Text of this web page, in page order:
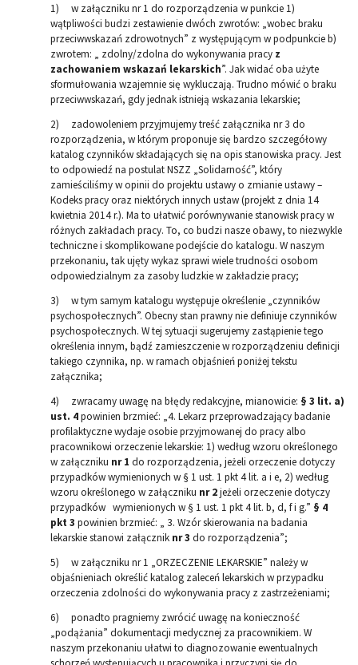
1) w załączniku nr 1 do rozporządzenia w punkcie 1)
wątpliwości budzi zestawienie dwóch zwrotów: „wobec braku
przeciwwskazań zdrowotnych” z występującym w podpunkcie b)
zwrotem: „ zdolny/zdolna do wykonywania pracy z
zachowaniem wskazań lekarskich”. Jak widać oba użyte
sformułowania wzajemnie się wykluczają. Trudno mówić o braku
przeciwwskazań, gdy jednak istnieją wskazania lekarskie;
2) zadowoleniem przyjmujemy treść załącznika nr 3 do
rozporządzenia, w którym proponuje się bardzo szczegółowy
katalog czynników składających się na opis stanowiska pracy. Jest
to odpowiedź na postulat NSZZ „Solidarność”, który
zamieściliśmy w opinii do projektu ustawy o zmianie ustawy –
Kodeks pracy oraz niektórych innych ustaw (projekt z dnia 14
kwietnia 2014 r.). Ma to ułatwić porównywanie stanowisk pracy w
różnych zakładach pracy. To, co budzi nasze obawy, to niezwykle
techniczne i skomplikowane podejście do katalogu. W naszym
przekonaniu, tak ujęty wykaz sprawi wiele trudności osobom
odpowiedzialnym za zasoby ludzkie w zakładzie pracy;
3) w tym samym katalogu występuje określenie „czynników
psychospołecznych”. Obecny stan prawny nie definiuje czynników
psychospołecznych. W tej sytuacji sugerujemy zastąpienie tego
określenia innym, bądź zamieszczenie w rozporządzeniu definicji
takiego czynnika, np. w ramach objaśnień poniżej tekstu
załącznika;
4) zwracamy uwagę na błędy redakcyjne, mianowicie: § 3 lit. a)
ust. 4powinien brzmieć: „4. Lekarz przeprowadzający badanie
profilaktyczne wydaje osobie przyjmowanej do pracy albo
pracownikowi orzeczenie lekarskie: 1) według wzoru określonego
w załączniku nr 1 do rozporządzenia, jeżeli orzeczenie dotyczy
przypadków wymienionych w § 1 ust. 1 pkt 4 lit. a i e, 2) według
wzoru określonego w załączniku nr 2jeżeli orzeczenie dotyczy
przypadków wymienionych w § 1 ust. 1 pkt 4 lit. b, d, f i g.” § 4
pkt 3 powinien brzmieć: „ 3. Wzór skierowania na badania
lekarskie stanowi załącznik nr 3 do rozporządzenia”;
5) w załączniku nr 1 „ORZECZENIE LEKARSKIE” należy w
objaśnieniach określić katalog zaleceń lekarskich w przypadku
orzeczenia zdolności do wykonywania pracy z zastrzeżeniami;
6) ponadto pragniemy zwrócić uwagę na konieczność
„podążania” dokumentacji medycznej za pracownikiem. W
naszym przekonaniu ułatwi to diagnozowanie ewentualnych